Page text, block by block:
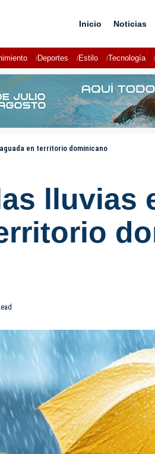
Inicio Noticias
Deportes Estilo Tecnología
en territorio dominicano
lluvias